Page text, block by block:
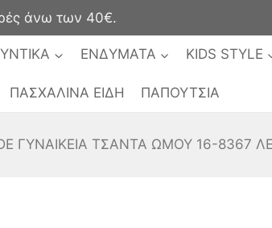
άνω των 40€.
ΕΝΔΥΜΑΤΑ KIDS STYLE
ΠΑΣΧΑΛΙΝΑ ΕΙΔΗ ΠΑΠΟΥΤΣΙΑ
ΓΥΝΑΙΚΕΙΑ ΤΣΑΝΤΑ ΩΜΟΥ 16-8367